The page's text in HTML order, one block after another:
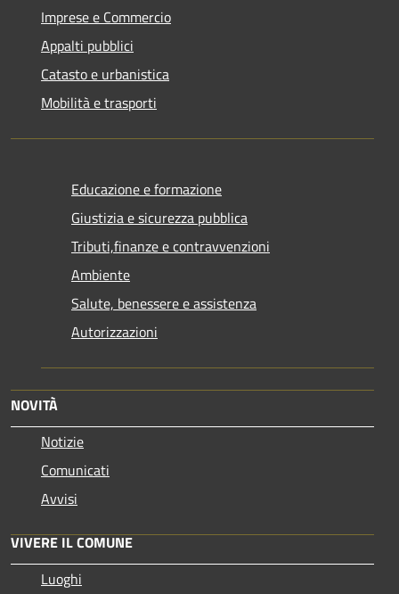
Imprese e Commercio
Appalti pubblici
Catasto e urbanistica
Mobilità e trasporti
Educazione e formazione
Giustizia e sicurezza pubblica
Tributi,finanze e contravvenzioni
Ambiente
Salute, benessere e assistenza
Autorizzazioni
NOVITÀ
Notizie
Comunicati
Avvisi
VIVERE IL COMUNE
Luoghi